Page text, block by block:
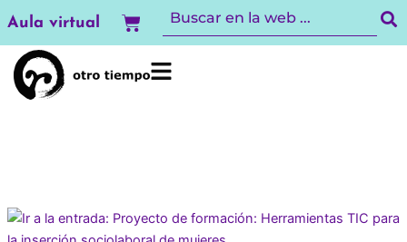
al
contenido
Aula virtual Carrito